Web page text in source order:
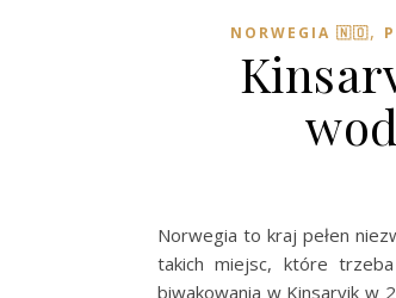
NORWEGIA 🇳🇴,
Norwegia to kraj pełen
takich miejsc, które
biwakowania w Kinsarvik w